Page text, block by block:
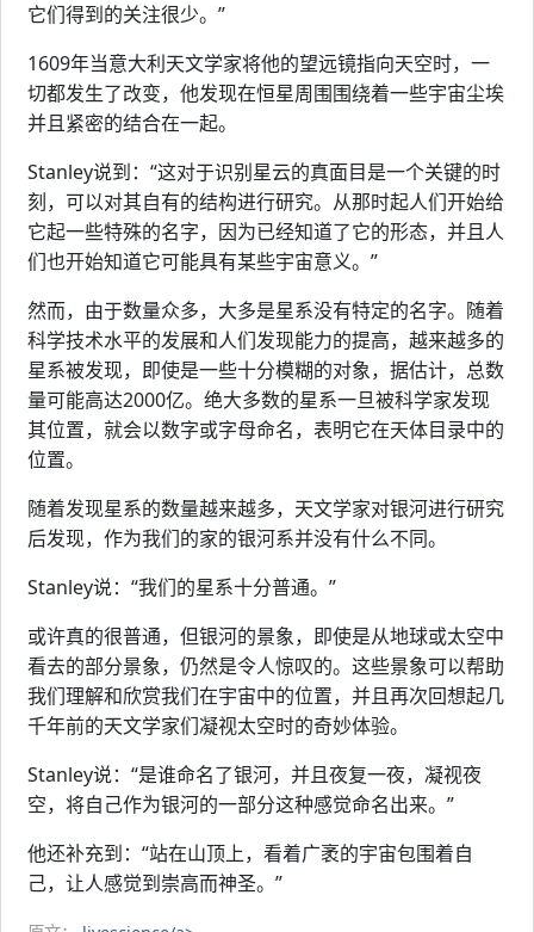
它们得到的关注很少。”
1609年当意大利天文学家将他的望远镜指向天空时，一
切都发生了改变，他发现在恒星周围围绕着一些宇宙尘埃
并且紧密的结合在一起。
Stanley说到：“这对于识别星云的真面目是一个关键的时
刻，可以对其自有的结构进行研究。从那时起人们开始给
它起一些特殊的名字，因为已经知道了它的形态，并且人
们也开始知道它可能具有某些宇宙意义。”
然而，由于数量众多，大多是星系没有特定的名字。随着
科学技术水平的发展和人们发现能力的提高，越来越多的
星系被发现，即使是一些十分模糊的对象，据估计，总数
量可能高达2000亿。绝大多数的星系一旦被科学家发现
其位置，就会以数字或字母命名，表明它在天体目录中的
位置。
随着发现星系的数量越来越多，天文学家对银河进行研究
后发现，作为我们的家的银河系并没有什么不同。
Stanley说：“我们的星系十分普通。”
或许真的很普通，但银河的景象，即使是从地球或太空中
看去的部分景象，仍然是令人惊叹的。这些景象可以帮助
我们理解和欣赏我们在宇宙中的位置，并且再次回想起几
千年前的天文学家们凝视太空时的奇妙体验。
Stanley说：“是谁命名了银河，并且夜复一夜，凝视夜
空，将自己作为银河的一部分这种感觉命名出来。”
他还补充到：“站在山顶上，看着广袤的宇宙包围着自
己，让人感觉到崇高而神圣。”